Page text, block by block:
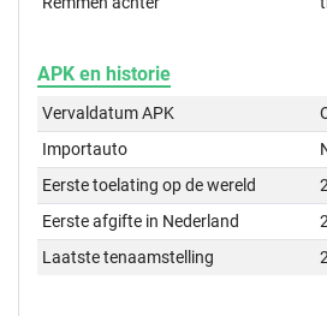
APK en historie
Vervaldatum APK
Importauto
Eerste toelating op de wereld
Eerste afgifte in Nederland
Laatste tenaamstelling